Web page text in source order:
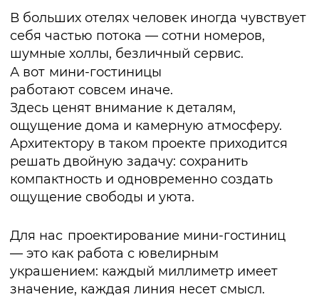
Для нас проектирование мини-гостиниц
— это как работа с ювелирным
украшением: каждый миллиметр имеет
значение, каждая линия несет смысл.
Подробнее о нашем реализованном
проекте читайте в кейсе:
Перейти к проекту
Архитектору в таком проекте приходится
решать двойную задачу: сохранить
компактность и одновременно создать
ощущение свободы и уюта.